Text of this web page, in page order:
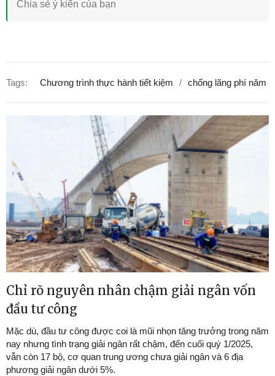
Tags: Chương trình thực hành tiết kiệm chống lãng phí năm
Chỉ rõ nguyên nhân chậm giải ngân vốn
đầu tư công
Mặc dù, đầu tư công được coi là mũi nhọn tăng trưởng trong năm
nay nhưng tình trạng giải ngân rất chậm, đến cuối quý 1/2025,
vẫn còn 17 bộ, cơ quan trung ương chưa giải ngân và 6 địa
phương giải ngân dưới 5%.